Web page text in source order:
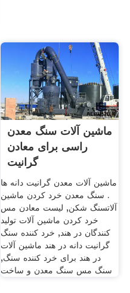
ماشین آلات سنگ معدن
راسی برای معادن
گرانیت
ماشین آلات معدن گرانیت دانه ها
. سنگ معدن خرد کردن ماشین
آلاتسنگ شکن, لیست معادن مس
خرد کردن ماشین آلات تولید
کنندگان در هند, خرد کننده سنگ
گرانیت دانه در هند ماشین آلات
در هند برای خرد کننده سنگ,
سنگ مس سنگ معدن و ساخت